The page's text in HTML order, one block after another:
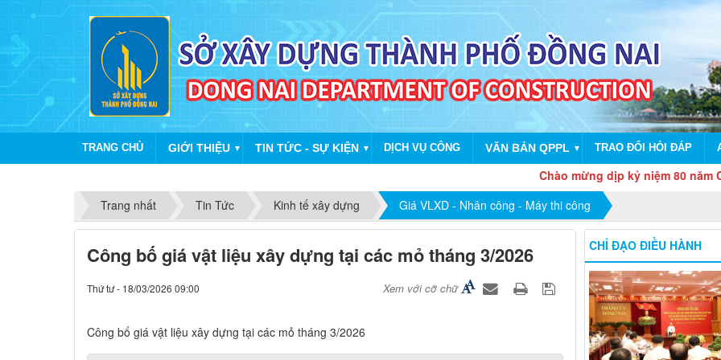
TRANG CHỦ GIỚI THIỆU ▼ TIN TỨC - SỰ KIỆN ▼ DỊCH VỤ CÔNG VĂN BẢN QPPL ▼ TRAO ĐỔI HỎI ĐÁP
Chào mừng dịp kỷ niệm 80 năm Cách
Trang nhất
Tin Tức Kinh tế xây dựng Giá VLXD - Nhân công - Máy thi công
Công bố giá vật liệu xây dựng tại các mỏ tháng 3/2026
Thứ tư - 18/03/2026 09:00 Xem với cỡ chữ
Công bố giá vật liệu xây dựng tại các mỏ tháng 3/2026
CHỈ ĐẠO ĐIỀU HÀNH